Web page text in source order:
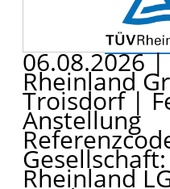
06.08.2026|
Rheinland
Troisdorf|
Anstellung
Rheinland